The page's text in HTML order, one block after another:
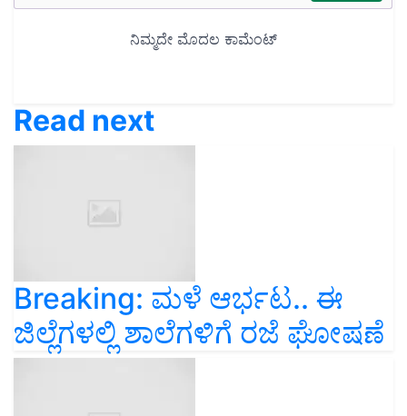
Read next
Breaking: ಮಳೆ ಆರ್ಭಟ.. ಈ
ಜಿಲ್ಲೆಗಳಲ್ಲಿ ಶಾಲೆಗಳಿಗೆ ರಜೆ ಘೋಷಣೆ